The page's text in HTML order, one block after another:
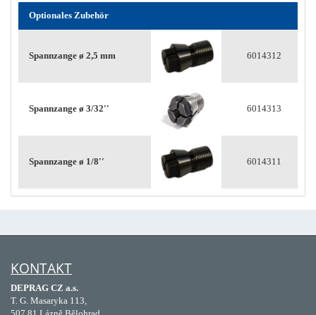
Optionales Zubehör
Spannzange ø 2,5 mm 6014312
Spannzange ø 3/32'' 6014313
Spannzange ø 1/8'' 6014311
KONTAKT
DEPRAG CZ a.s.
T. G. Masaryka 113,